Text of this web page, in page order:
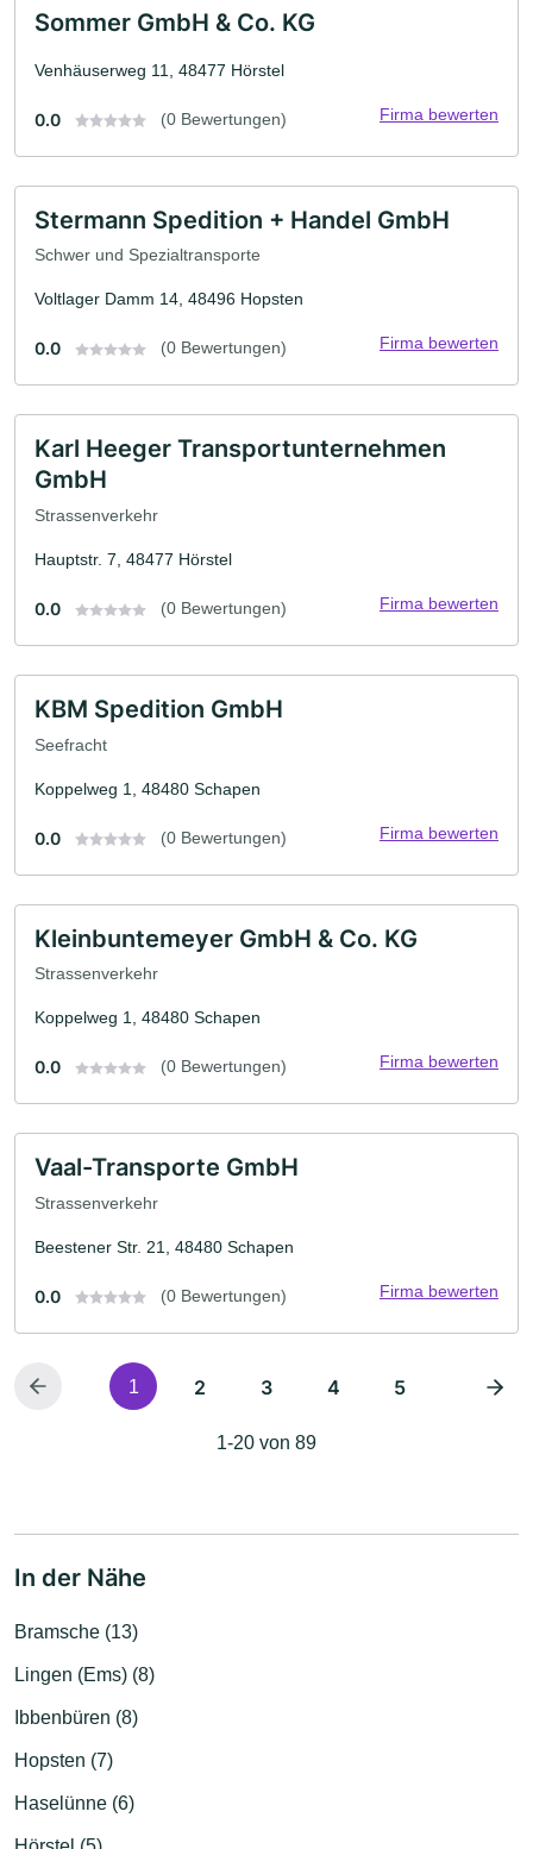
Sommer GmbH & Co. KG
Venhäuserweg 11, 48477 Hörstel
0.0 (0 Bewertungen) Firma bewerten
Stermann Spedition + Handel GmbH
Schwer und Spezialtransporte
Voltlager Damm 14, 48496 Hopsten
0.0 (0 Bewertungen) Firma bewerten
Karl Heeger Transportunternehmen
GmbH
Strassenverkehr
Hauptstr. 7, 48477 Hörstel
0.0 (0 Bewertungen) Firma bewerten
KBM Spedition GmbH
Seefracht
Koppelweg 1, 48480 Schapen
0.0 (0 Bewertungen) Firma bewerten
Kleinbuntemeyer GmbH & Co. KG
Strassenverkehr
Koppelweg 1, 48480 Schapen
0.0 (0 Bewertungen) Firma bewerten
Vaal-Transporte GmbH
Strassenverkehr
Beestener Str. 21, 48480 Schapen
0.0 (0 Bewertungen) Firma bewerten
1 2 3 4 5
1-20 von 89
In der Nähe
Bramsche (13)
Lingen (Ems) (8)
Ibbenbüren (8)
Hopsten (7)
Haselünne (6)